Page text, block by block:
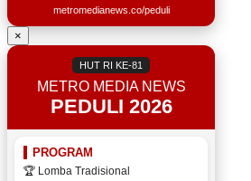
metromedianews.co/peduli
×
HUT RI KE-81
METRO MEDIA NEWS
PEDULI 2026
PROGRAM
🏆 Lomba Tradisional